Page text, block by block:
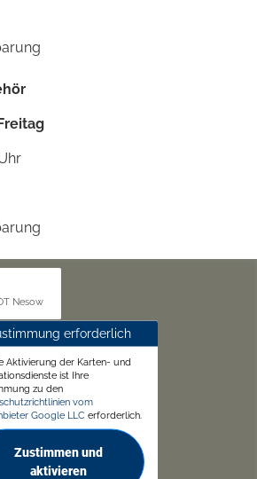
Nesow
erforderlich
Aktivierung der Karten- und
ist Ihre
zu den
vom
Google LLC erforderlich.
Zustimmen und
aktivieren